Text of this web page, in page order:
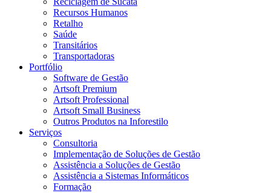
Recursos Humanos
Retalho
Saúde
Transitários
Transportadoras
Portfólio
Software de Gestão
Artsoft Premium
Artsoft Professional
Artsoft Small Business
Outros Produtos na Inforestilo
Serviços
Consultoria
Implementação de Soluções de Gestão
Assistência a Soluções de Gestão
Assistência a Sistemas Informáticos
Formação